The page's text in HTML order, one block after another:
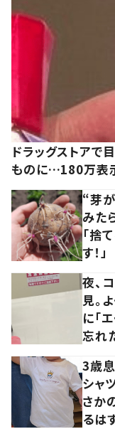
ドラッグストア
ものに…180万表示
“芽
みた
「捨
す！」
夜、
見。
に「
忘れ
3歳
シャ
さか
るは